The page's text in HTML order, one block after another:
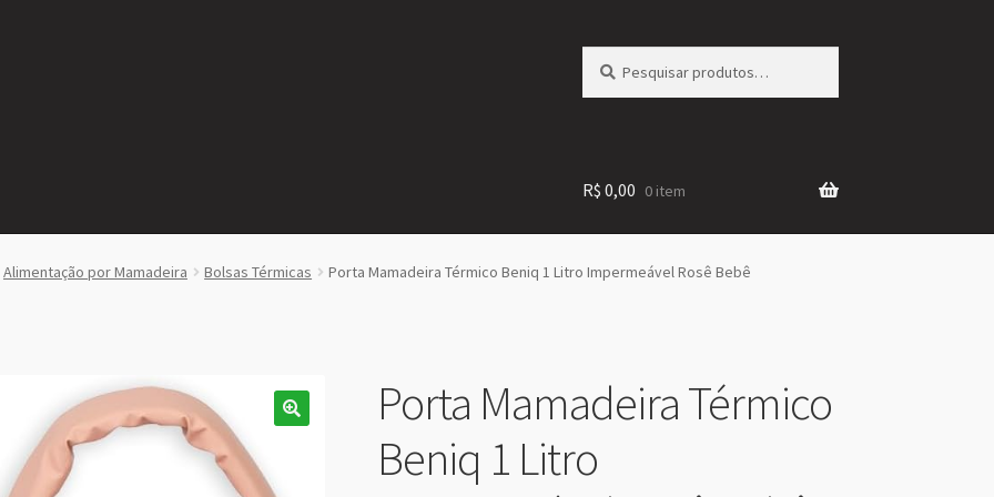
por:
R$ 0,00 0 item
Alimentação por Mamadeira Bolsas Térmicas Porta Mamadeira Térmico Beniq 1 Litro Impermeável Rosê Bebê
Porta Mamadeira Térmico
Beniq 1 Litro